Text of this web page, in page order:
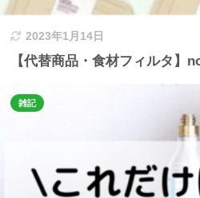
2023年1月14日
【代替商品・食材フィルタ】
雑記